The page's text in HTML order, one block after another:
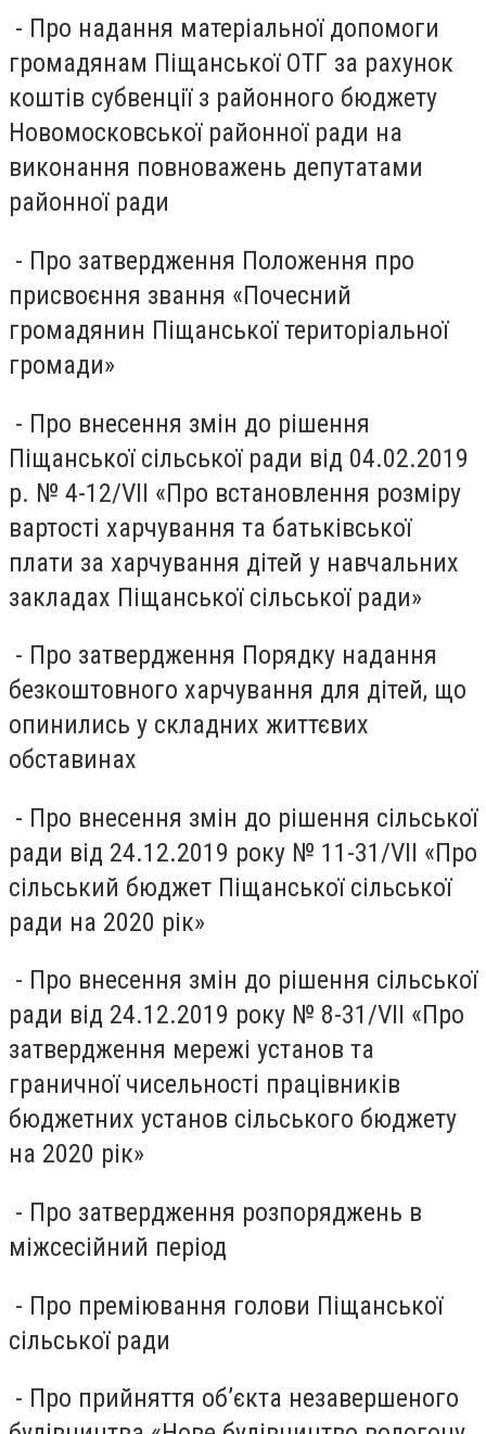
- Про надання матеріальної допомоги
громадянам Піщанської ОТГ за рахунок
коштів субвенції з районного бюджету
Новомосковської районної ради на
виконання повноважень депутатами
районної ради
- Про затвердження Положення про
присвоєння звання «Почесний
громадянин Піщанської територіальної
громади»
- Про внесення змін до рішення
Піщанської сільської ради від 04.02.2019
р. № 4-12/VII «Про встановлення розміру
вартості харчування та батьківської
плати за харчування дітей у навчальних
закладах Піщанської сільської ради»
- Про затвердження Порядку надання
безкоштовного харчування для дітей, що
опинились у складних життєвих
обставинах
- Про внесення змін до рішення сільської
ради від 24.12.2019 року № 11-31/VII «Про
сільський бюджет Піщанської сільської
ради на 2020 рік»
- Про внесення змін до рішення сільської
ради від 24.12.2019 року № 8-31/VII «Про
затвердження мережі установ та
граничної чисельності працівників
бюджетних установ сільського бюджету
на 2020 рік»
- Про затвердження розпоряджень в
міжсесійний період
- Про преміювання голови Піщанської
сільської ради
- Про прийняття об’єкта незавершеного